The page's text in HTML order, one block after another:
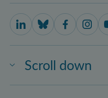
Scroll down
IQOQI Vienna on
IQOQI Vienna
IQOQI